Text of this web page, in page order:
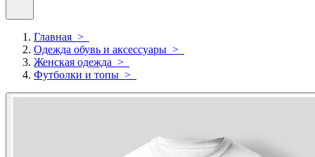
Главная >
Одежда обувь и аксессуары >
Женская одежда >
Футболки и топы >